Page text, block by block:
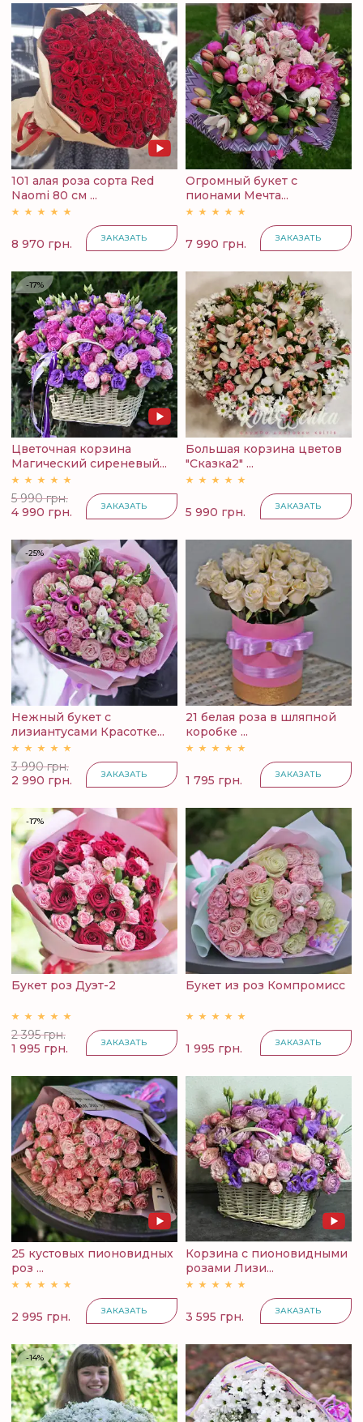
101 алая роза сорта Red
Naomi 80 см ...
8 970 грн. ЗАКАЗАТЬ
Огромный букет с
пионами Мечта...
7 990 грн. ЗАКАЗАТЬ
-17%
Цветочная корзина
Магический сиреневый...
5 990 грн.
4 990 грн.
ЗАКАЗАТЬ
Большая корзина цветов
"Сказка2" ...
5 990 грн. ЗАКАЗАТЬ
-25%
Нежный букет с
лизиантусами Красотке...
3 990 грн.
2 990 грн.
ЗАКАЗАТЬ
21 белая роза в шляпной
коробке ...
1 795 грн. ЗАКАЗАТЬ
-17%
Букет роз Дуэт-2
2 395 грн.
1 995 грн.
ЗАКАЗАТЬ
Букет из роз Компромисс
1 995 грн. ЗАКАЗАТЬ
25 кустовых пионовидных
роз ...
2 995 грн. ЗАКАЗАТЬ
Корзина с пионовидными
розами Лизи...
3 595 грн. ЗАКАЗАТЬ
-14%